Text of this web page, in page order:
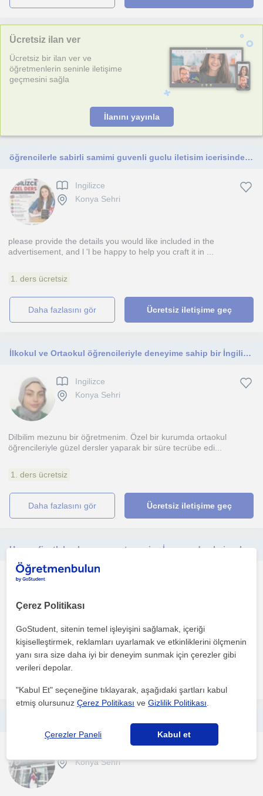
Ücretsiz ilan ver
Ücretsiz bir ilan ver ve
öğretmenlerin seninle iletişime
geçmesini sağla
İlanını yayınla
öğrencilerle sabirli samimi guvenli guclu iletisim icerisinde ilkokul ve ortaokul öğrencilerine ders imkani
Ingilizce
Konya Sehri
please provide the details you would like included in the
advertisement, and l 'l be happy to help you craft it in ...
1. ders ücretsiz
daha fazlasını gör Ücretsiz iletişime geç
İlkokul ve Ortaokul öğrencileriyle deneyime sahip bir İngilizce Öğretmeniyim
Ingilizce
Konya Sehri
Dilbilim mezunu bir öğretmenim. Özel bir kurumda ortaokul
öğrencileriyle güzel dersler yaparak bir süre tecrübe edi...
1. ders ücretsiz
daha fazlasını gör Ücretsiz iletişime geç
Uygun fiyatlı başlangıç ve orta seviye İsveççe dersleri, sabırlı ve pratik öğretim.
İsveç’te yaşıyorum ve İsveççe dilinde C1 seviyesinde ileri düzeyde
akıcı konuşuyorum. Başlangıç ve orta seviye öğre...
Konya Sehri
Çerez Politikası
GoStudent, sitenin temel işleyişini sağlamak, içeriği
kişiselleştirmek, reklamları uyarlamak ve etkinliklerini ölçmenin
yanı sıra size daha iyi bir deneyim sunmak için çerezler gibi
verileri depolar.
"Kabul Et" seçeneğine tıklayarak, aşağıdaki şartları kabul
etmiş olursunuzÇerez Politikası veGizlilik Politikası
Çerezler Paneli Kabul et